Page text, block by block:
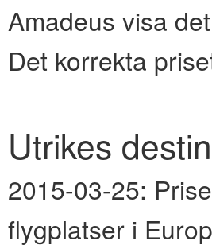
Amadeus visa
Det korrekta
Utrikes
2015-03-25:
flygplatser i